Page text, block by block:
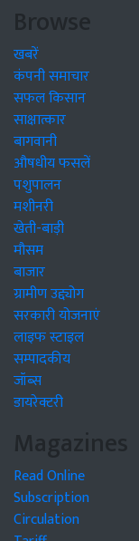
Browse
खबरें
कंपनी समाचार
सफल किसान
साक्षात्कार
बागवानी
औषधीय फसलें
पशुपालन
मशीनरी
खेती-बाड़ी
मौसम
बाजार
ग्रामीण उद्द्योग
सरकारी योजनाएं
लाइफ स्टाइल
सम्पादकीय
जॉब्स
डायरेक्टरी
Magazines
Read Online
Subscription
Circulation